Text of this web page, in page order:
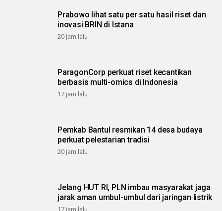
Prabowo lihat satu per satu hasil riset dan
inovasi BRIN di Istana
20 jam lalu
ParagonCorp perkuat riset kecantikan
berbasis multi-omics di Indonesia
17 jam lalu
Pemkab Bantul resmikan 14 desa budaya
perkuat pelestarian tradisi
20 jam lalu
Jelang HUT RI, PLN imbau masyarakat jaga
jarak aman umbul-umbul dari jaringan listrik